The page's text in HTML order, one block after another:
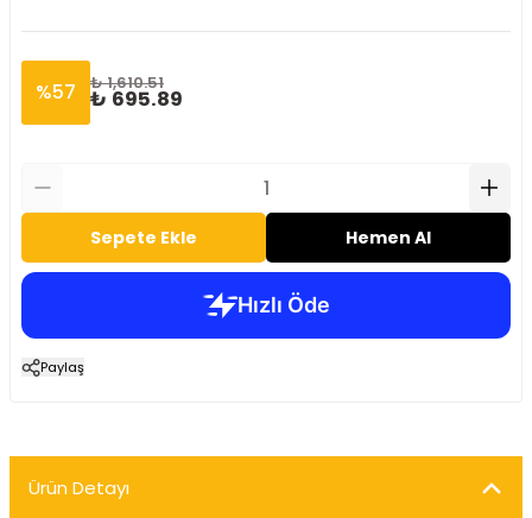
%57 ₺ 1,610.51
₺ 695.89
Sepete Ekle Hemen Al
Paylaş
Ürün Detayı